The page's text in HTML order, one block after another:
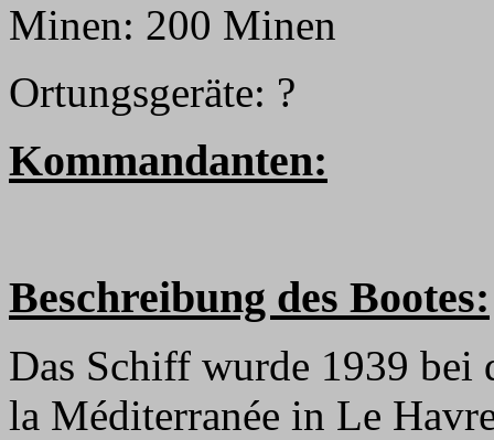
Minen: 200 Minen
Ortungsgeräte: ?
Kommandanten:
Beschreibung des Bootes:
Das Schiff wurde 1939 bei
la Méditerranée in Le